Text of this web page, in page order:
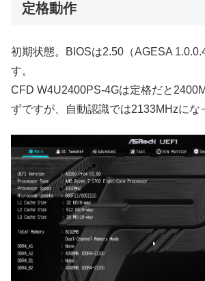
定格動作
初期状態。BIOSは2.50（AGESA
す。
CFD W4U2400PS-4Gは定格だと
ずですが、自動認識では2133MHzにな